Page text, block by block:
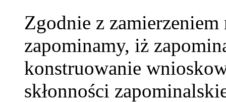
Zgodnie z
zapominamy, iż
konstruowanie
skłonności